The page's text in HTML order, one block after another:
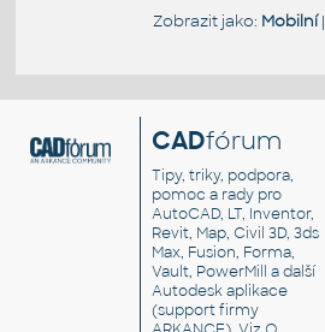
Zobrazit jako: Mobilní|
CADfórum
Tipy, triky, podpora,
pomoc a rady pro
AutoCAD, LT, Inventor,
Revit, Map, Civil 3D, 3ds
Max, Fusion, Forma,
Vault, PowerMill a další
Autodesk aplikace
(support firmy